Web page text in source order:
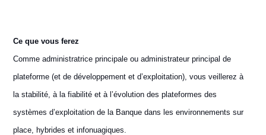
Ce que vous ferez
Comme administratrice principale ou administrateur principal de
plateforme (et de développement et d’exploitation), vous veillerez à
la stabilité, à la fiabilité et à l’évolution des plateformes des
systèmes d’exploitation de la Banque dans les environnements sur
place, hybrides et infonuagiques.